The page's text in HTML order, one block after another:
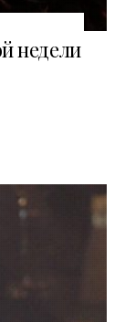
недели